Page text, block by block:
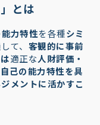
とは
能力特性を各種シミ
て、 客観的に事前
適正な人財評価・
己の能力特性を具
メントに活かすこ